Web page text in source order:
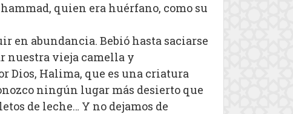
quien era huérfano, como su
en abundancia. Bebió hasta saciarse
nuestra vieja camella y
Dios, Halima, que es una criatura
ningún lugar más desierto que
de leche… Y no dejamos de